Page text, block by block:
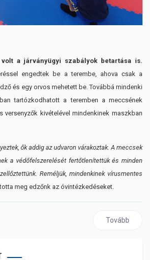
a járványügyi szabályok betartása is.
engedtek be a terembe, ahova csak a
és egy orvos mehetett be. Továbbá mindenki
tartózkodhatott a teremben a meccsének
versenyzők kivételével mindenkinek maszkban
ők addig az udvaron várakoztak. A meccsek
a védőfelszerelését fertőtlenítettük és minden
Reméljük, mindenkinek vírusmentes
meg edzőnk az óvintézkedéseket.
programokkal várunk a BVSC Sportválasztón!
Következő
Tovább